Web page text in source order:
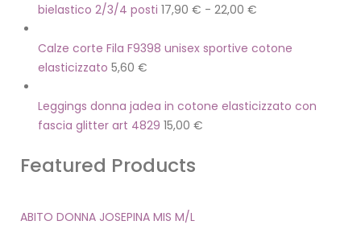
bielastico 2/3/4 posti 17,90 € - 22,00 €
Calze corte Fila F9398 unisex sportive cotone
elasticizzato 5,60 €
Leggings donna jadea in cotone elasticizzato con
fascia glitter art 4829 15,00 €
Featured Products
ABITO DONNA JOSEPINA MIS M/L